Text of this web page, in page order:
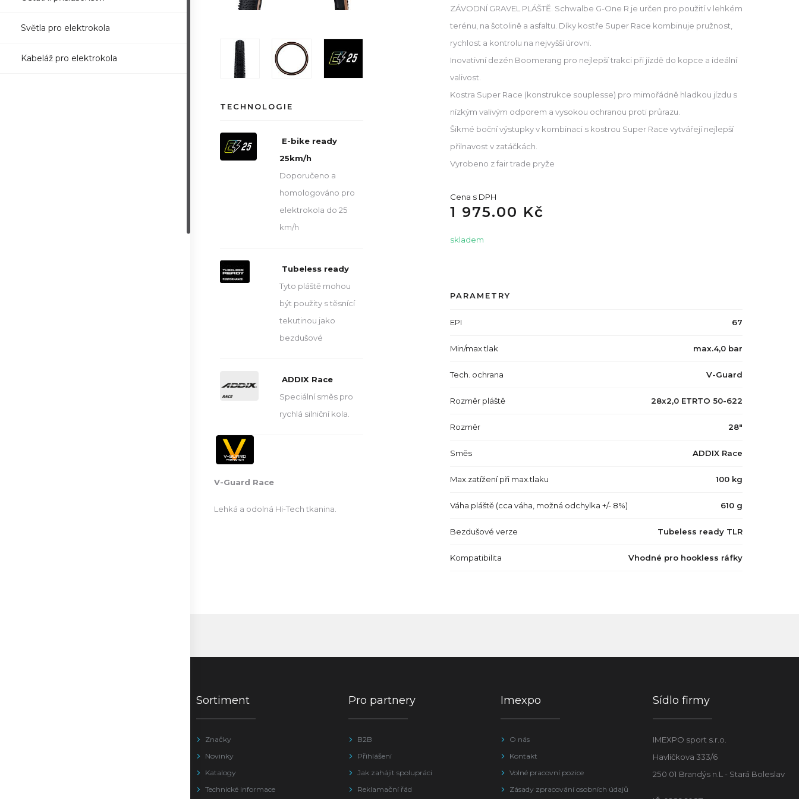
Světla pro elektrokola
Kabeláž pro elektrokola
ZÁVODNÍ GRAVEL PLÁŠTĚ. Schwalbe G-One R je určen pro použití v lehkém
terénu, na šotolině a asfaltu. Díky kostře Super Race kombinuje pružnost,
rychlost a kontrolu na nejvyšší úrovni.
Inovativní dezén Boomerang pro nejlepší trakci při jízdě do kopce a ideální
valivost.
Kostra Super Race (konstrukce souplesse) pro mimořádně hladkou jízdu s
nízkým valivým odporem a vysokou ochranou proti průrazu.
Šikmé boční výstupky v kombinaci s kostrou Super Race vytvářejí nejlepší
přilnavost v zatáčkách.
Vyrobeno z fair trade pryže
Cena s DPH
1 975.00 Kč
skladem
PARAMETRY
EPI 67
Min/max tlak max.4,0 bar
Tech. ochrana V-Guard
Rozměr pláště 28x2,0 ETRTO 50-622
Rozměr 28"
Směs ADDIX Race
Max.zatížení při max.tlaku 100 kg
Váha pláště (cca váha, možná odchylka +/- 8%) 610 g
Bezdušové verze Tubeless ready TLR
Kompatibilita Vhodné pro hookless ráfky
TECHNOLOGIE
E-bike ready
25km/h
Doporučeno a
homologováno pro
elektrokola do 25
km/h
Tubeless ready
Tyto pláště mohou
být použity s těsnící
tekutinou jako
bezdušové
ADDIX Race
Speciální směs pro
rychlá silniční kola.
V-Guard Race
Lehká a odolná Hi-Tech tkanina.
Sortiment
Značky
Novinky
Katalogy
Technické informace
Pro partnery
B2B
Přihlášení
Jak zahájit spolupráci
Reklamační řád
Imexpo
O nás
Kontakt
Volné pracovní pozice
Zásady zpracování osobních údajů
Sídlo firmy
IMEXPO sport s.r.o.
Havlíčkova 333/6
250 01 Brandýs n.L - Stará Boleslav